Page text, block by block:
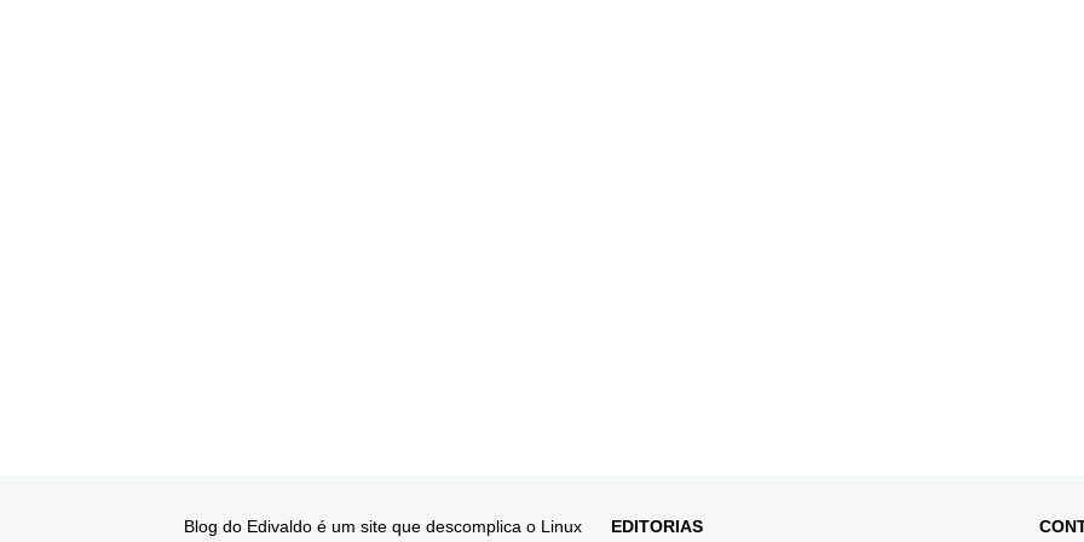
Blog do Edivaldo é um site que descomplica o Linux EDITORIAS